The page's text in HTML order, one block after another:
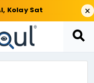
Kolay Sat ×